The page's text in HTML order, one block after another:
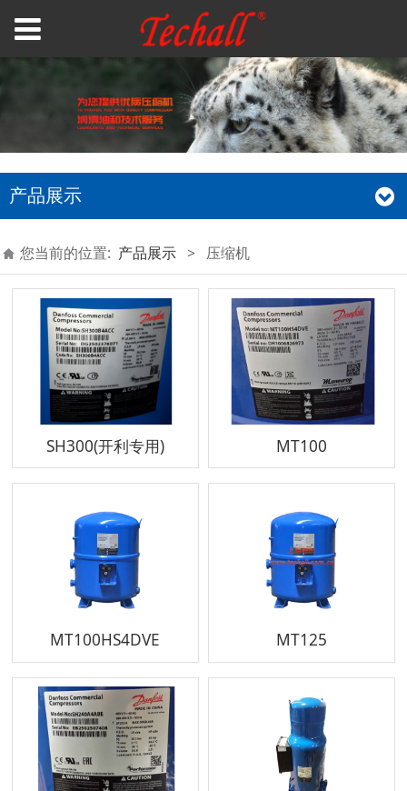
产品展示
您当前的位置: 产品展示 > 压缩机
SH300(开利专用) MT100
MT100HS4DVE MT125